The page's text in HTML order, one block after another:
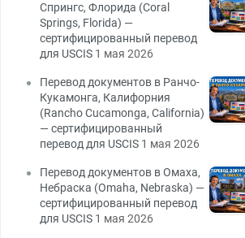
Спрингс, Флорида (Coral
Springs, Florida) —
сертифицированный перевод
для USCIS 1 мая 2026
Перевод документов в Ранчо-
Кукамонга, Калифорния
(Rancho Cucamonga, California)
— сертифицированный
перевод для USCIS 1 мая 2026
Перевод документов в Омаха,
Небраска (Omaha, Nebraska) —
сертифицированный перевод
для USCIS 1 мая 2026